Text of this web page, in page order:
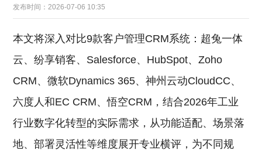
发布时间：2026-07-06 10:35
本文将深入对比9款客户管理CRM系统：超兔一体
云、纷享销客、Salesforce、HubSpot、Zoho
CRM、微软Dynamics 365、神州云动CloudCC、
六度人和EC CRM、悟空CRM，结合2026年工业
行业数字化转型的实际需求，从功能适配、场景落
地、部署灵活性等维度展开专业横评，为不同规